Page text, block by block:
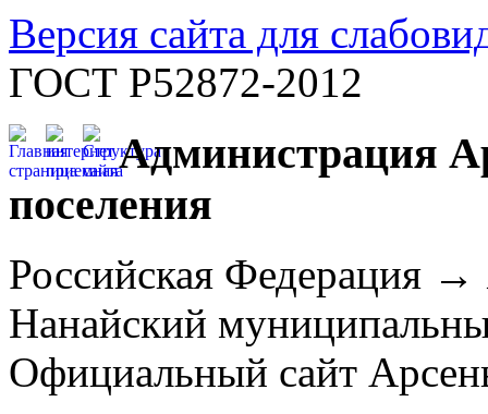
Версия сайта для
ГОСТ Р52872-2012
Администрация
поселения
Российская Федерация
Нанайский
Официальный сайт